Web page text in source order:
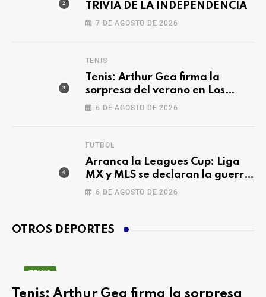
TRIVIA DE LA INDEPENDENCIA
7 DE AGOSTO DE 2026
TENIS
Tenis: Arthur Gea firma la
sorpresa del verano en Los
Cabos
6 DE AGOSTO DE 2026
FUTBOL
Arranca la Leagues Cup: Liga
MX y MLS se declaran la guerra
otra vez
6 DE AGOSTO DE 2026
OTROS DEPORTES
TENIS
Tenis: Arthur Gea firma la sorpresa